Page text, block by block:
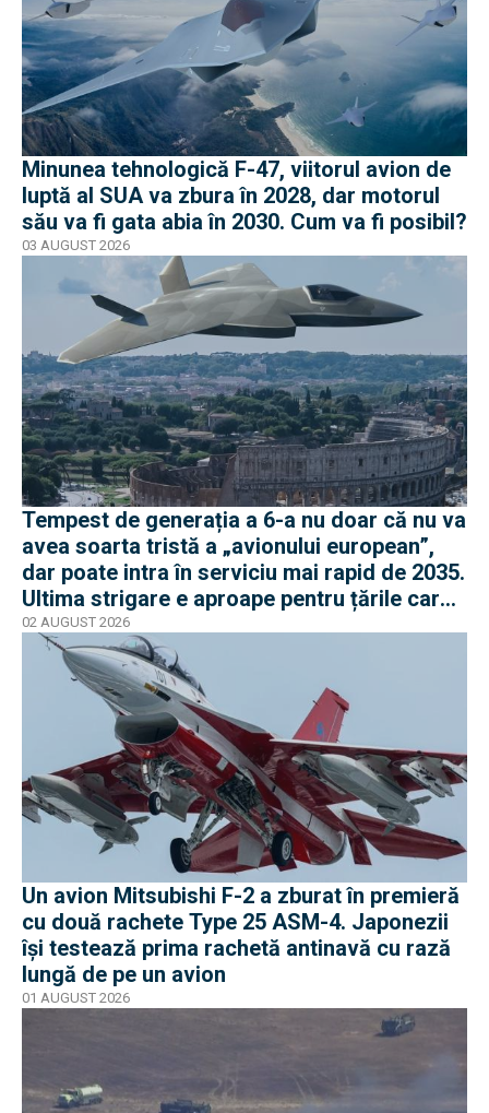
Minunea tehnologică F-47, viitorul avion de
luptă al SUA va zbura în 2028, dar motorul
său va fi gata abia în 2030. Cum va fi posibil?
03 AUGUST 2026
Tempest de generația a 6-a nu doar că nu va
avea soarta tristă a „avionului european”,
dar poate intra în serviciu mai rapid de 2035.
Ultima strigare e aproape pentru țările care
vor în program
02 AUGUST 2026
Un avion Mitsubishi F-2 a zburat în premieră
cu două rachete Type 25 ASM-4. Japonezii
își testează prima rachetă antinavă cu rază
lungă de pe un avion
01 AUGUST 2026